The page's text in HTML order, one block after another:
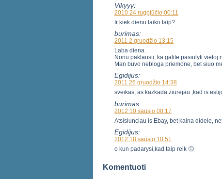
Vikyyy:
2010 24 rugpjūčio 00:11
Ir kiek dienu laiko taip?
burimas:
2011 2 gruodžio 13:15
Laba diena.
Noriu paklausti, ka galite pasiulyti vietoj
Man buvo nebloga priemone, bet siuo
Egidijus:
2011 26 gruodžio 14:38
sveikas, as kazkada ziurejau ,kad is
burimas:
2012 10 sausio 08:17
Atsisiunciau is Ebay, bet kaina didele,
Egidijus:
2012 18 sausio 10:51
o kun padarysi,kad taip reik 🙂
Komentuoti